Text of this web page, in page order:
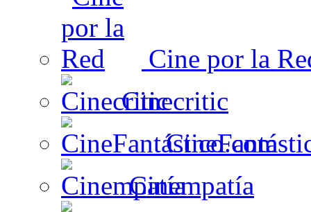
Cine por la
Cinecritic
Cinempatía